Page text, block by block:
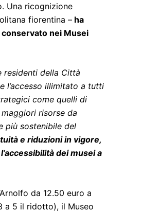
Una ricognizione
fiorentina – ha
nei Musei
residenti della Città
l’accesso illimitato a tutti
come quelli di
risorse da
più sostenibile del
e riduzioni in vigore,
dei musei a
da 12.50 euro a
a 5 il ridotto), il Museo